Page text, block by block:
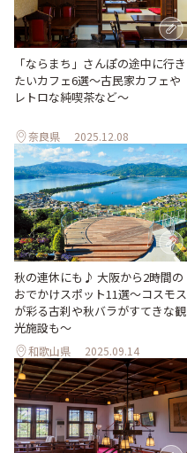
「ならまち」さんぽの途中に行き
たいカフェ6選〜古民家カフェや
レトロな純喫茶など〜
奈良県 2025.12.08
秋の連休にも♪ 大阪から2時間の
おでかけスポット11選～コスモス
が彩る古刹や秋バラがすてきな観
光施設も～
和歌山県 2025.09.14